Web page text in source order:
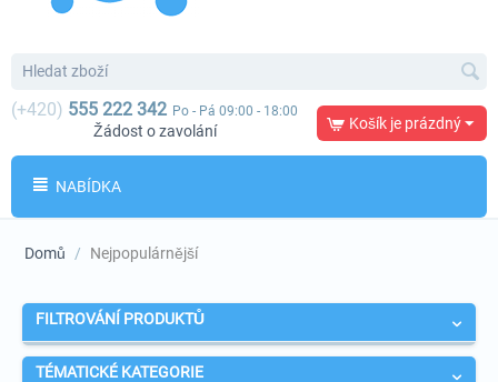
(+420) 555 222 342 Po - Pá 09:00 - 18:00
Žádost o zavolání Košík je prázdný
NABÍDKA
Domů / Nejpopulárnější
FILTROVÁNÍ PRODUKTŮ
TÉMATICKÉ KATEGORIE